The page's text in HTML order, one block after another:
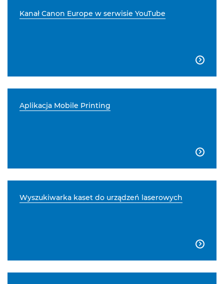
Kanał Canon Europe w serwisie YouTube

Aplikacja Mobile Printing

Wyszukiwarka kaset do urządzeń laserowych
